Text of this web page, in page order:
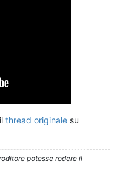
thread originale su
potesse rodere il